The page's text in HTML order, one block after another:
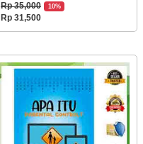
Rp 35,000
10%
Rp 31,500